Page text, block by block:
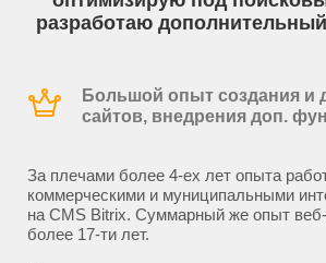
разработаю
Большой опыт создания и
сайтов, внедрения доп.
За плечами более 4-ех лет опыта
коммерческими и муниципальными
на CMS Bitrix. Суммарный же опыт
более 17-ти лет.